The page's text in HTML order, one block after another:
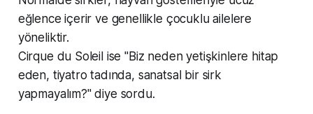
eğlence içerir ve genellikle çocuklu ailelere
yöneliktir.
Cirque du Soleil ise "Biz neden yetişkinlere hitap
eden, tiyatro tadında, sanatsal bir sirk
yapmayalım?" diye sordu.